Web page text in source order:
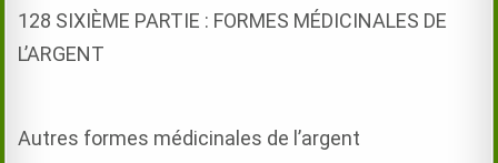
128 SIXIÈME PARTIE : FORMES MÉDICINALES DE
L’ARGENT
Autres formes médicinales de l’argent